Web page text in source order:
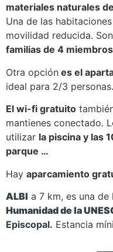
materiales naturales
Una de las
movilidad reducida.
familias de 4
Otra opción es el
ideal para 2/3 personas.
El wi-fi gratuito
mantienes conectado.
utilizar la piscina y las
parque …
Hay aparcamiento
ALBI a 7 km, es una de
Humanidad de la
Episcopal. Estancia